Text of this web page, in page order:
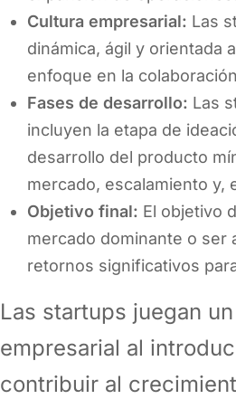
Cultura empresarial: Las
dinámica, ágil y orientada
enfoque en la
Fases de desarrollo: Las
incluyen la etapa de
desarrollo del producto
mercado, escalamiento y,
Objetivo final: El objetivo
mercado dominante o ser
retornos significativos
Las startups juegan
empresarial al
contribuir al